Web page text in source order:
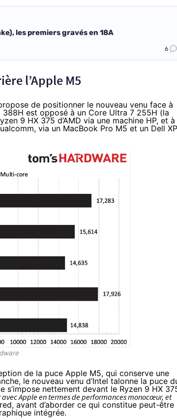
les premiers gravés en 18A
6
l’Apple M5
de positionner le nouveau venu face à
est opposé à un Core Ultra 7 255H (la
9 HX 375 d’AMD via une machine HP, et à
via un MacBook Pro M5 et un Dell
de la puce Apple M5, qui conserve une
le nouveau venu d’Intel talonne la puce
nettement devant le Ryzen 9 HX
Apple en termes de performances monocœur, et
avant d’aborder ce qui constitue peut-être
intégrée.